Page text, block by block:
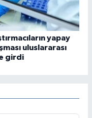
yapay
uluslararası
girdi